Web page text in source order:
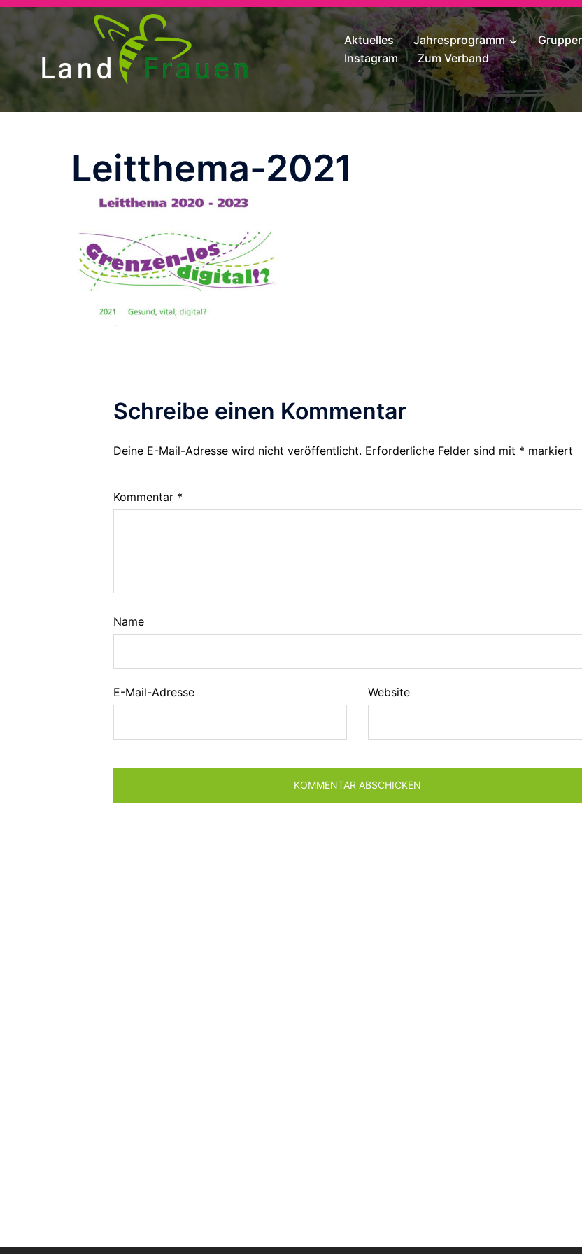
Aktuelles Jahresprogramm ↓
Instagram
Zum Verband
Leitthema-2021
Schreibe einen Kommentar
Deine E-Mail-Adresse wird nicht veröffentlicht. Erforderliche Felder sind mit * markiert
Kommentar *
Name
E-Mail-Adresse Website
Alternative: